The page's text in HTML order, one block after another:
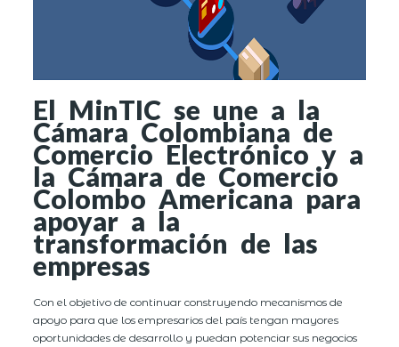
El MinTIC se une a la
Cámara Colombiana de
Comercio Electrónico y a
la Cámara de Comercio
Colombo Americana para
apoyar a la
transformación de las
empresas
Con el objetivo de continuar construyendo mecanismos de
apoyo para que los empresarios del país tengan mayores
oportunidades de desarrollo y puedan potenciar sus negocios